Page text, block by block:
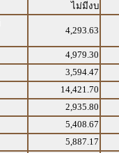
ไม่มีงบ
4,293.63
4,979.30
3,594.47
14,421.70
2,935.80
5,408.67
5,887.17